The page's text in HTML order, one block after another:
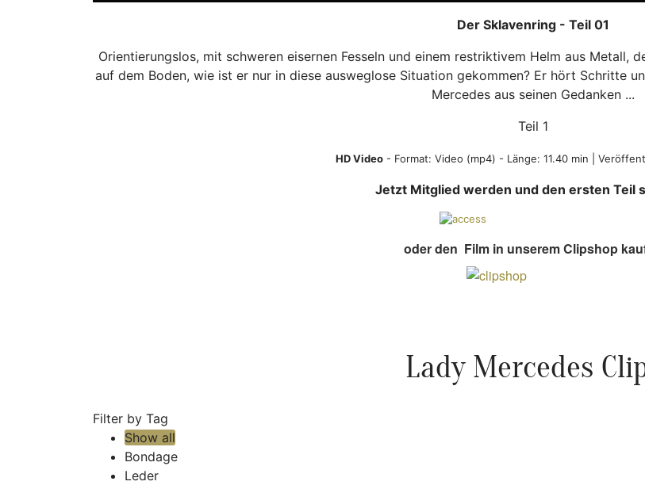
Der Sklavenring - Teil 01
Orientierungslos, mit schweren eisernen Fesseln und einem restriktivem Helm aus Metall,
auf dem Boden, wie ist er nur in diese ausweglose Situation gekommen? Er hört Schritte
Mercedes aus seinen Gedanken ...
Teil 1
HD Video- Format: Video (mp4) - Länge: 11.40 min |
Jetzt Mitglied werden und den ersten Teil
oder den Film in unserem Clipshop
Lady Mercedes
Filter by Tag
Show all
Bondage
Leder